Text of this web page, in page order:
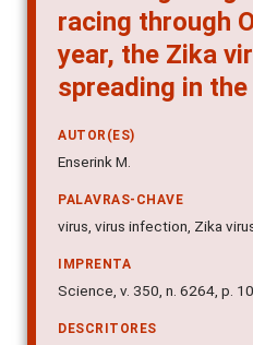
racing through
year, the Zika
spreading in
AUTOR(ES)
Enserink M.
PALAVRAS-CHAVE
virus, virus infection, Zika
IMPRENTA
Science, v. 350, n. 6264, p.
DESCRITORES